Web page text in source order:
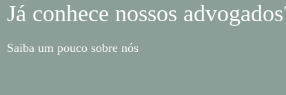
Já conhece nossos
Saiba um pouco sobre nós